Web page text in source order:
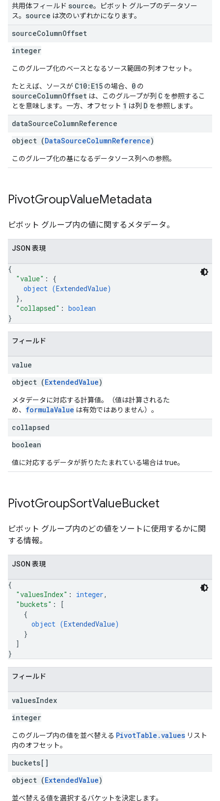
共用体フィールド source。ピボット グループのデータソー
ス。 source は次のいずれかになります。
sourceColumnOffset
integer
このグループ化のベースとなるソース範囲の列オフセット。
たとえば、ソースが C10:E15 の場合、 0 の
sourceColumnOffset は、このグループが列 C を参照するこ
とを意味します。一方、オフセット 1 は列 D を参照します。
dataSourceColumnReference
object (DataSourceColumnReference)
このグループ化の基になるデータソース列への参照。
PivotGroupValueMetadata
ピボット グループ内の値に関するメタデータ。
JSON 表現
{
"value" : {
object (ExtendedValue)
},
"collapsed" : boolean
}
フィールド
value
object (ExtendedValue)
メタデータに対応する計算値。（値は計算されるた
め、 formulaValue は有効ではありません）。
collapsed
boolean
値に対応するデータが折りたたまれている場合は true。
PivotGroupSortValueBucket
ピボット グループ内のどの値をソートに使用するかに関
する情報。
JSON 表現
{
"valuesIndex" : integer,
"buckets" :
[
{
object (ExtendedValue)
}
]
}
フィールド
valuesIndex
integer
このグループ内の値を並べ替える PivotTable.values リスト
内のオフセット。
buckets[]
object (ExtendedValue)
並べ替える値を選択するバケットを決定します。